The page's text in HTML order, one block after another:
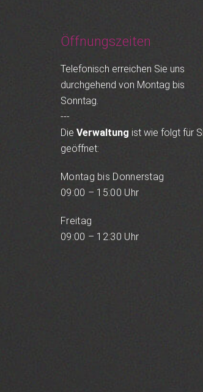
Öffnungszeiten
Telefonisch erreichen Sie uns
durchgehend von Montag bis
Sonntag.
---
Die Verwaltung ist wie folgt für
geöffnet:
Montag bis Donnerstag
09:00 – 15:00 Uhr
Freitag
09:00 – 12:30 Uhr